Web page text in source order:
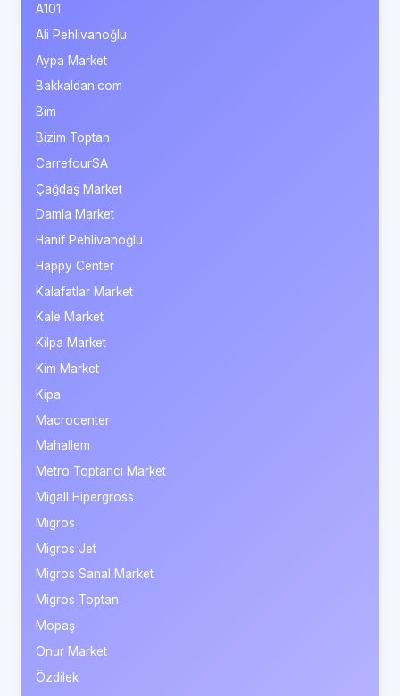
A101
Ali Pehlivanoğlu
Aypa Market
Bakkaldan.com
Bim
Bizim Toptan
CarrefourSA
Çağdaş Market
Damla Market
Hanif Pehlivanoğlu
Happy Center
Kalafatlar Market
Kale Market
Kilpa Market
Kim Market
Kipa
Macrocenter
Mahallem
Metro Toptancı Market
Migall Hipergross
Migros
Migros Jet
Migros Sanal Market
Migros Toptan
Mopaş
Onur Market
Özdilek